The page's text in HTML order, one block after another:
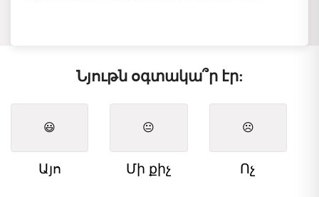
Նյութն օգտակա՞ր էր:
😃
Այո
😐
Մի քիչ
☹️
Ոչ